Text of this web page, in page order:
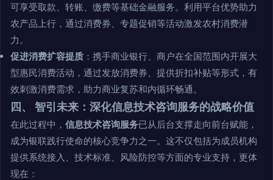
可享受取款、转账、缴费等基础金融服务。利用平台优势助力
农产品上行，通过消费券、专题促销等活动激发农村消费潜
力。
促进消费扩容提质 ：携手商业银行、商户在全国范围内开展大
型惠民消费活动，通过发放消费券、提供折扣补贴等形式，有
效刺激消费需求，助力商业复苏和内循环畅通。
四、 智引未来：深化信息技术咨询服务的战略价值
在此过程中， 信息技术咨询服务已从后台支撑走向前台赋能，
成为银联践行使命的核心竞争力之一。这不仅包括为成员机构
提供系统接入、技术标准、风险防控等方面的专业支持，更体
现在：